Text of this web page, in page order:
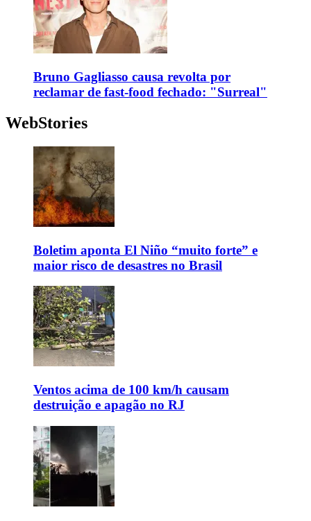
Bruno Gagliasso causa revolta por
reclamar de fast-food fechado: "Surreal"
WebStories
Boletim aponta El Niño “muito forte” e
maior risco de desastres no Brasil
Ventos acima de 100 km/h causam
destruição e apagão no RJ